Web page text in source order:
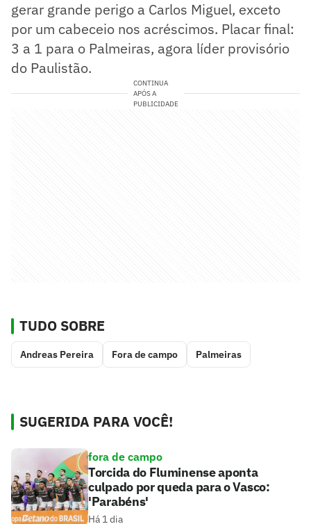
gerar grande perigo a Carlos Miguel, exceto
por um cabeceio nos acréscimos. Placar final:
3 a 1 para o Palmeiras, agora líder provisório
do Paulistão.
CONTINUA
APÓS A
PUBLICIDADE
TUDO SOBRE
Andreas Pereira Fora de campo Palmeiras
SUGERIDA PARA VOCÊ!
fora de campo
Torcida do Fluminense aponta
culpado por queda para o Vasco:
'Parabéns'
Há 1 dia